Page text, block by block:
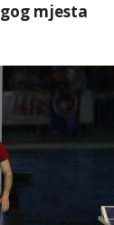
mjesta